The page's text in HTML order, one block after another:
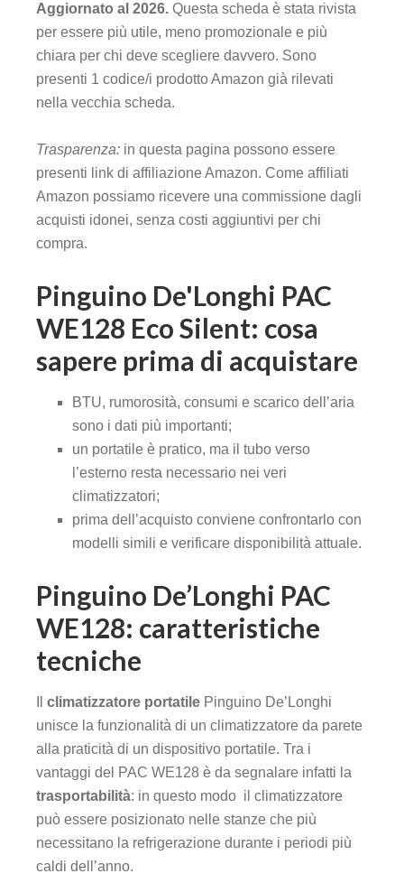
Aggiornato al 2026. Questa scheda è stata rivista
per essere più utile, meno promozionale e più
chiara per chi deve scegliere davvero. Sono
presenti 1 codice/i prodotto Amazon già rilevati
nella vecchia scheda.
Trasparenza: in questa pagina possono essere
presenti link di affiliazione Amazon. Come affiliati
Amazon possiamo ricevere una commissione dagli
acquisti idonei, senza costi aggiuntivi per chi
compra.
Pinguino De'Longhi PAC
WE128 Eco Silent: cosa
sapere prima di acquistare
BTU, rumorosità, consumi e scarico dell’aria
sono i dati più importanti;
un portatile è pratico, ma il tubo verso
l’esterno resta necessario nei veri
climatizzatori;
prima dell’acquisto conviene confrontarlo con
modelli simili e verificare disponibilità attuale.
Pinguino De’Longhi PAC
WE128: caratteristiche
tecniche
climatizzatore portatile Pinguino De’Longhi
unisce la funzionalità di un climatizzatore da parete
alla praticità di un dispositivo portatile. Tra i
vantaggi del PAC WE128 è da segnalare infatti la
trasportabilità: in questo modo il climatizzatore
può essere posizionato nelle stanze che più
necessitano la refrigerazione durante i periodi più
caldi dell’anno.